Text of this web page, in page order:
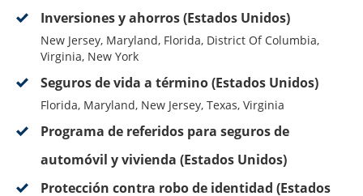
Inversiones y ahorros (Estados Unidos)
New Jersey, Maryland, Florida, District Of Columbia,
Virginia, New York
Seguros de vida a término (Estados Unidos)
Florida, Maryland, New Jersey, Texas, Virginia
Programa de referidos para seguros de
automóvil y vivienda (Estados Unidos)
Protección contra robo de identidad (Estados